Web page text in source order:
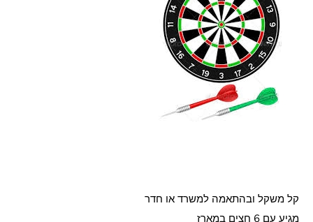
קל משקל ובהתאמה למשרד או חדר
מגיע עם 6 חצים במארז